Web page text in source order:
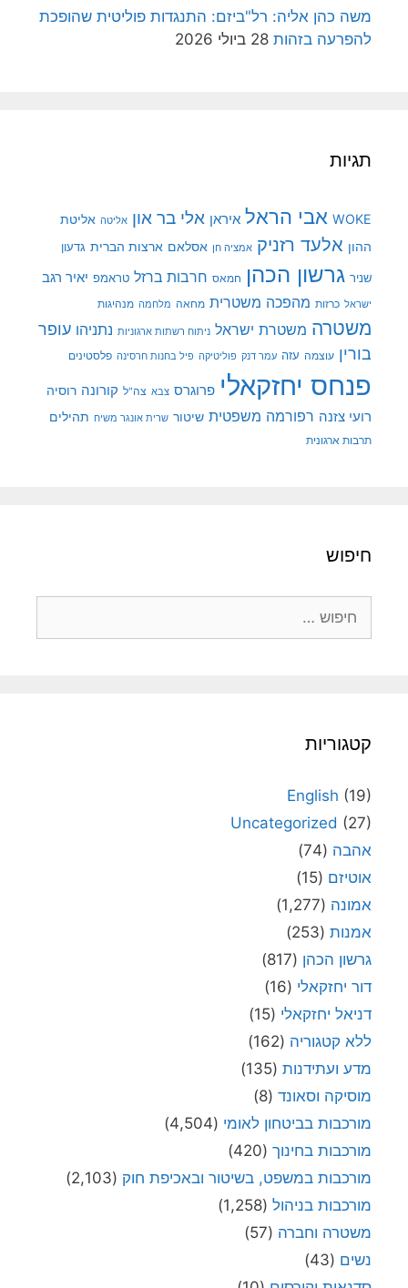
משה כהן אליה: רל"ביזם: התנגדות פוליטית שהופכת
להפרעה בזהות 28 ביולי 2026
תגיות
WOKE אבי הראל איראן אלי בר און אליטה אליטת
ההון אלעד רזניק אמציה חן אסלאם ארצות הברית גדעון
שניר גרשון הכהן חמאס חרבות ברזל טראמפ יאיר רגב
ישראל כרזות מהפכה משטרית מחאה מלחמה מנהיגות
משטרה משטרת ישראל ניתוח רשתות ארגוניות נתניהו עופר
בורין עוצמה עזה עמר דנק פוליטיקה פיל בחנות חרסינה פלסטינים
פנחס יחזקאלי פרוגרס צבא צה"ל קורונה רוסיה
רועי צזנה רפורמה משפטית שיטור שרית אונגר משיח תהילים
תרבות ארגונית
חיפוש
קטגוריות
English (19)
Uncategorized (27)
אהבה (74)
אוטיזם (15)
אמונה (1,277)
אמנות (253)
גרשון הכהן (817)
דור יחזקאלי (16)
דניאל יחזקאלי (15)
ללא קטגוריה (162)
מדע ועתידנות (135)
מוסיקה וסאונד (8)
מורכבות בביטחון לאומי (4,504)
מורכבות בחינוך (420)
מורכבות במשפט, בשיטור ובאכיפת חוק (2,103)
מורכבות בניהול (1,258)
משטרה וחברה (57)
נשים (43)